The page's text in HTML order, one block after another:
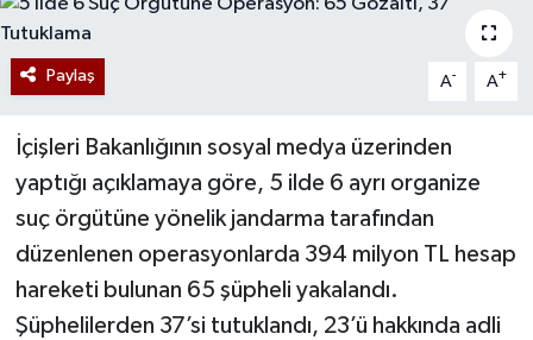
Paylaş A- A+
İçişleri Bakanlığının sosyal medya üzerinden
yaptığı açıklamaya göre, 5 ilde 6 ayrı organize
suç örgütüne yönelik jandarma tarafından
düzenlenen operasyonlarda 394 milyon TL hesap
hareketi bulunan 65 şüpheli yakalandı.
Şüphelilerden 37’si tutuklandı, 23’ü hakkında adli